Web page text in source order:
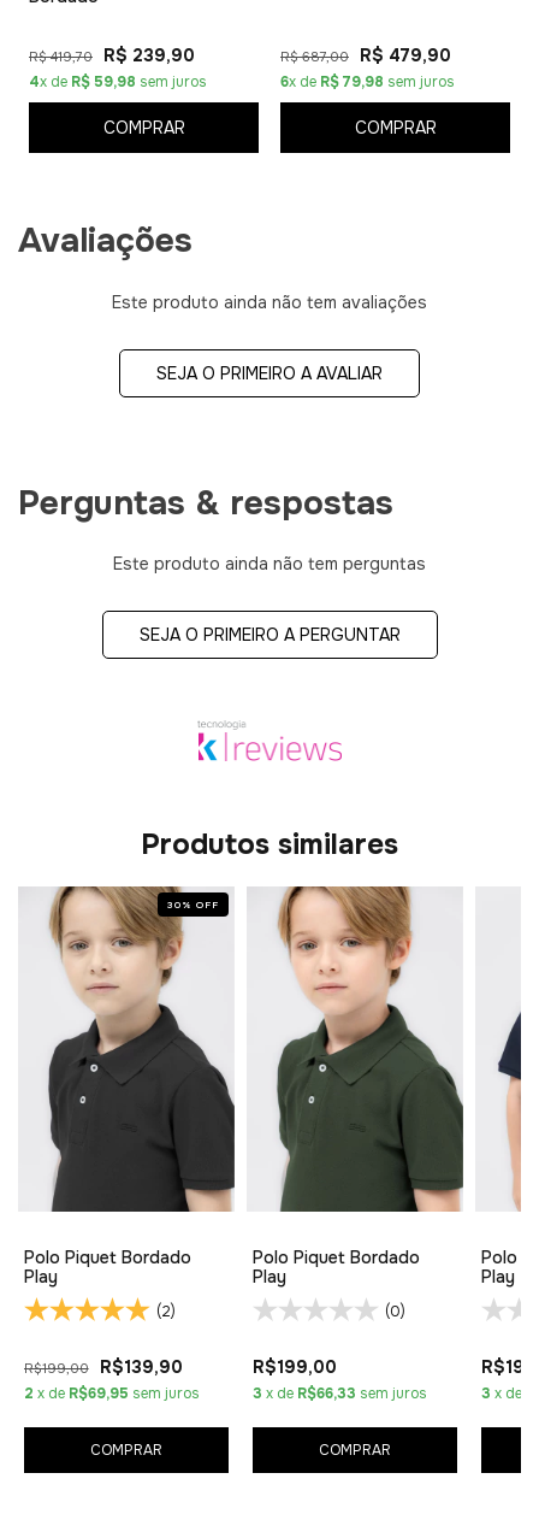
R$ 419,70 R$ 239,90
4x de R$ 59,98 sem juros
COMPRAR
R$ 687,00 R$ 479,90
6x de R$ 79,98 sem juros
COMPRAR
Avaliações
Este produto ainda não tem avaliações
SEJA O PRIMEIRO A AVALIAR
Perguntas & respostas
Este produto ainda não tem perguntas
SEJA O PRIMEIRO A PERGUNTAR
Produtos similares
30 %OFF
Polo Piquet Bordado
Play
(2)
R$199,00 R$139,90
2 x de R$69,95 sem juros
COMPRAR
Polo Piquet Bordado
Play
(0)
R$199,00
3 x de R$66,33 sem juros
COMPRAR
Polo
Play
3 x de